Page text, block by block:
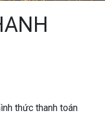
thức thanh toán